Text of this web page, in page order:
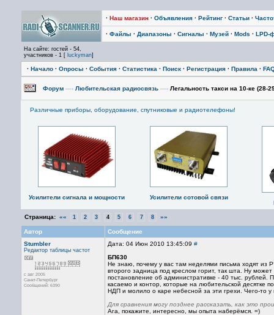
· Наш магазин · Объявления · Рейтинг · Статьи ·
· Файлы · Диапазоны · Сигналы · Музей · Mods · LPD-
На сайте: гостей - 54,
участников - 1 [ luckyman]
· Начало · Опросы · События · Статистика · Поиск · Регистрация · Правила ·
Форум —› Любительская радиосвязь —› Легальность такси на 10-ке (28-
Различные приборы, оборудование, спутниковые и радиотелефоны!
Усилители сигнала и мощности
Усилители сотовой связи
Страница: «« 1 2 3 4 5 6 7 8 »»
Автор
Сообщение
Stumbler
Редактор таблицы частот
с авг 2005
Санкт-Петербург
Сообщений: 6390
Дата: 04 Июн 2010 13:45:09 #
БП630
Не знаю, почему у вас там неделями письма ходят из
второго задница под креслом горит, так шта. Ну
постановление об административке - 40 тыс. рублей.
касаемо и контор, которые на любительской десятке
НДП и молило о каре небесной за эти грехи. Чего-то у
Для сравнения могу позднее рассказать, как это
Ага, покажите, интересно, мы опыта наберёмся. =)